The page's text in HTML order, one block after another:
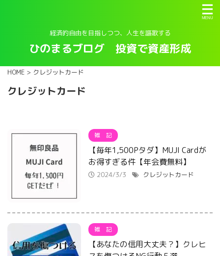
経済的自由を目指しつつ、人生を謳歌する
ひのまるブログ 投資で資産形成
HOME > クレジットカード
クレジットカード
雑 記
【毎年1,500Pタダ】MUJI Cardが
お得すぎる件【年会費無料】
2024/3/3 クレジットカード
雑 記
【あなたの信用大丈夫？】クレヒ